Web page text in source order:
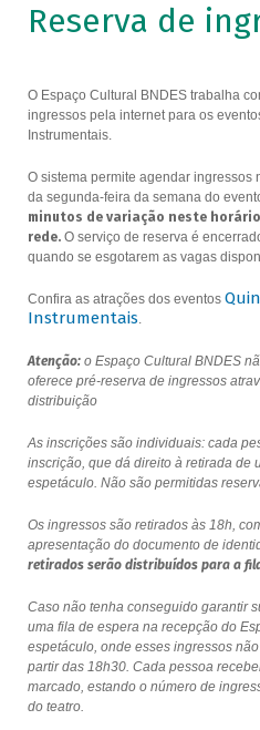
Reserva de
O Espaço Cultural BNDES trabalha
ingressos pela internet para os
Instrumentais.
O sistema permite agendar ingressos
da segunda-feira da semana do
minutos de variação neste
rede.O serviço de reserva é
quando se esgotarem as vagas
Confira as atrações dos eventos
Instrumentais.
Atenção:o Espaço Cultural BNDES
oferece pré-reserva de ingressos
distribuição
As inscrições são individuais: cada
inscrição, que dá direito à retirada de
espetáculo. Não são permitidas
Os ingressos são retirados às 18h,
apresentação do documento de
retirados serão distribuídos para a
Caso não tenha conseguido garantir
uma fila de espera na recepção do
espetáculo, onde esses ingressos
partir das 18h30. Cada pessoa
marcado, estando o número de
do teatro.